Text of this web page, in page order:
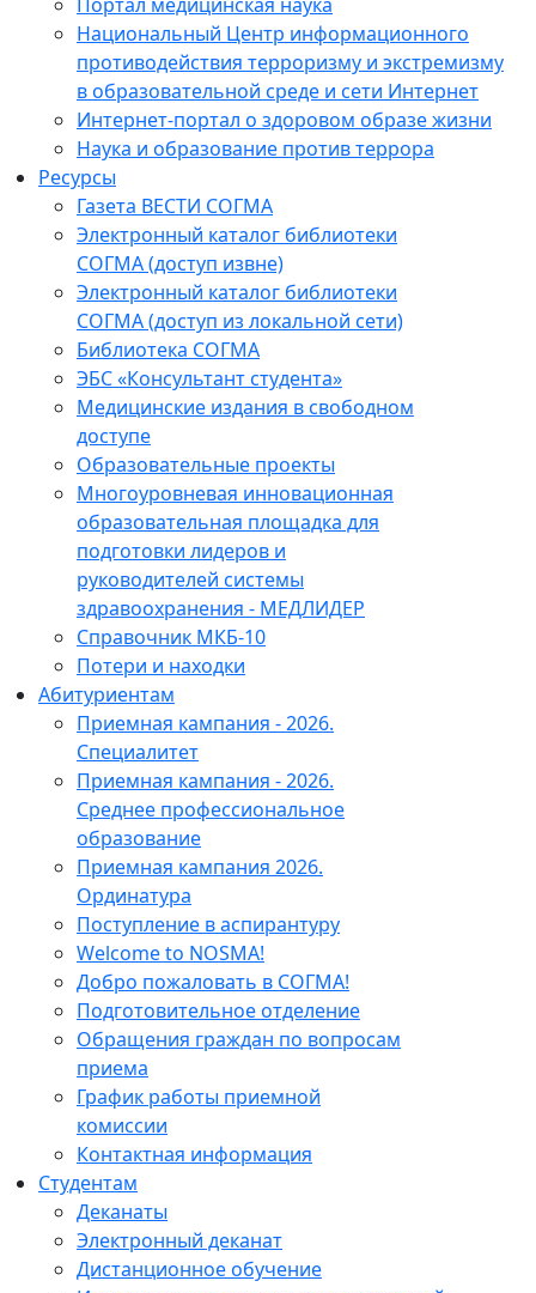
Национальный Центр информационного
противодействия терроризму и экстремизму
в образовательной среде и сети Интернет
Интернет-портал о здоровом образе жизни
Наука и образование против террора
Ресурсы
Газета ВЕСТИ СОГМА
Электронный каталог библиотеки
СОГМА (доступ извне)
Электронный каталог библиотеки
СОГМА (доступ из локальной сети)
Библиотека СОГМА
ЭБС «Консультант студента»
Медицинские издания в свободном
доступе
Образовательные проекты
Многоуровневая инновационная
образовательная площадка для
подготовки лидеров и
руководителей системы
здравоохранения - МЕДЛИДЕР
Справочник МКБ-10
Потери и находки
Абитуриентам
Приемная кампания - 2026.
Специалитет
Приемная кампания - 2026.
Среднее профессиональное
образование
Приемная кампания 2026.
Ординатура
Поступление в аспирантуру
Welcome to NOSMA!
Добро пожаловать в СОГМА!
Подготовительное отделение
Обращения граждан по вопросам
приема
График работы приемной
комиссии
Контактная информация
Студентам
Деканаты
Электронный деканат
Дистанционное обучение